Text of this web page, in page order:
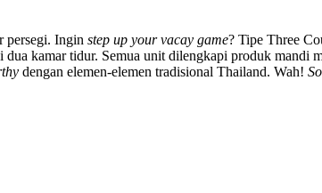
persegi. Ingin step up your vacay game? Tipe Three
kamar tidur. Semua unit dilengkapi produk mandi
dengan elemen-elemen tradisional Thailand. Wah!